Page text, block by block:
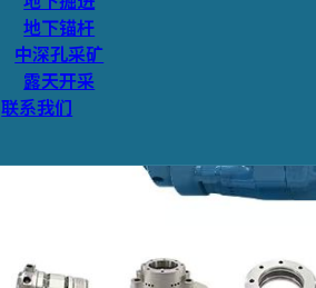
地下锚杆
中深孔采矿
露天开采
联系我们